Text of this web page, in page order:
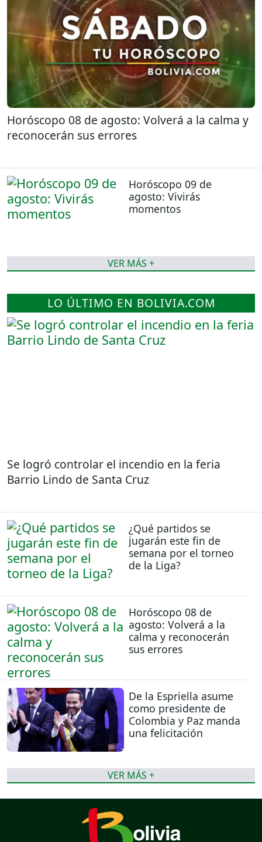
Horóscopo 08 de agosto: Volverá a la calma y
reconocerán sus errores
Horóscopo 09 de
agosto: Vivirás
momentos
VER MÁS +
LO ÚLTIMO EN BOLIVIA.COM
Se logró controlar el incendio en la feria
Barrio Lindo de Santa Cruz
¿Qué partidos se
jugarán este fin de
semana por el torneo
de la Liga?
Horóscopo 08 de
agosto: Volverá a la
calma y reconocerán
sus errores
De la Espriella asume
como presidente de
Colombia y Paz manda
una felicitación
VER MÁS +